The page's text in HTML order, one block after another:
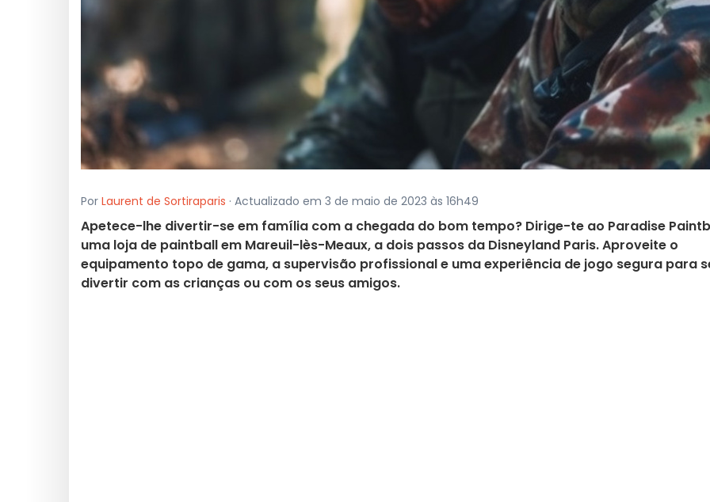
Por Laurent de Sortiraparis · Actualizado em 3 de maio de 2023 às 16h49
Apetece-lhe divertir-se em família com a chegada do bom tempo? Dirige-te ao Paradise
uma loja de paintball em Mareuil-lès-Meaux, a dois passos da Disneyland Paris. Aproveite o
equipamento topo de gama, a supervisão profissional e uma experiência de jogo segura para
divertir com as crianças ou com os seus amigos.